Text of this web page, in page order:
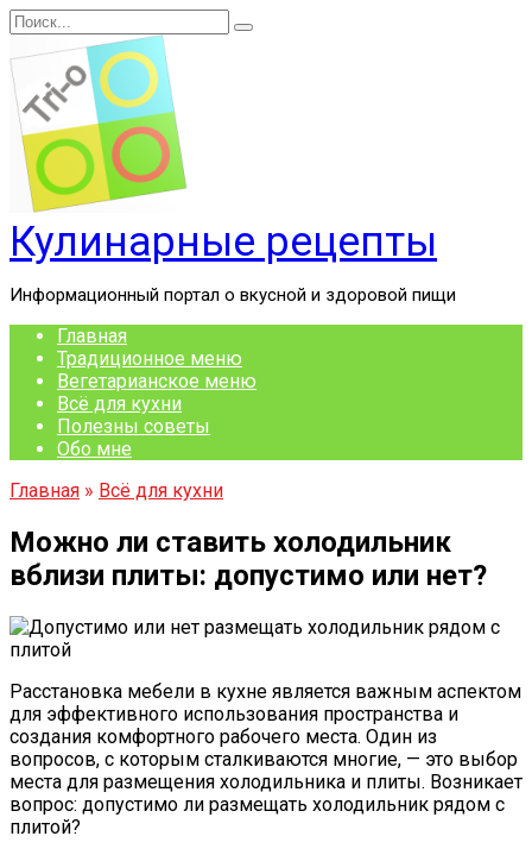
Перейти
к
содержанию
Search
for:
Кулинарные рецепты
Информационный портал о вкусной и здоровой пищи
Главная
Традиционное меню
Вегетарианское меню
Всё для кухни
Полезны советы
Обо мне
Главная » Всё для кухни
Можно ли ставить холодильник
вблизи плиты: допустимо или нет?
Расстановка мебели в кухне является важным аспектом
для эффективного использования пространства и
создания комфортного рабочего места. Один из
вопросов, с которым сталкиваются многие, — это выбор
места для размещения холодильника и плиты. Возникает
вопрос: допустимо ли размещать холодильник рядом с
плитой?